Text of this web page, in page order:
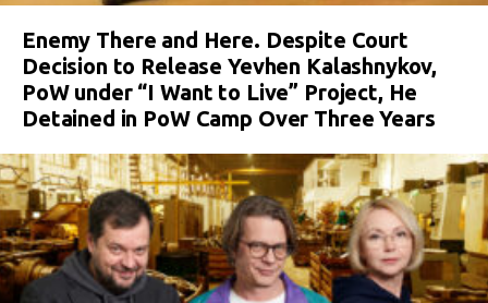
Enemy There and Here. Despite Court
Decision to Release Yevhen Kalashnykov,
PoW under “I Want to Live” Project, He
Detained in PoW Camp Over Three Years